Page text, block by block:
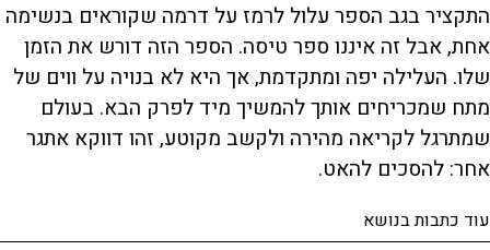
התקציר בגב הספר עלול לרמז על דרמה שקוראים בנשימה
אחת, אבל זה איננו ספר טיסה. הספר הזה דורש את הזמן
שלו. העלילה יפה ומתקדמת, אך היא לא בנויה על ווים של
מתח שמכריחים אותך להמשיך מיד לפרק הבא. בעולם
שמתרגל לקריאה מהירה ולקשב מקוטע, זהו דווקא אתגר
אחר: להסכים להאט.
עוד כתבות בנושא